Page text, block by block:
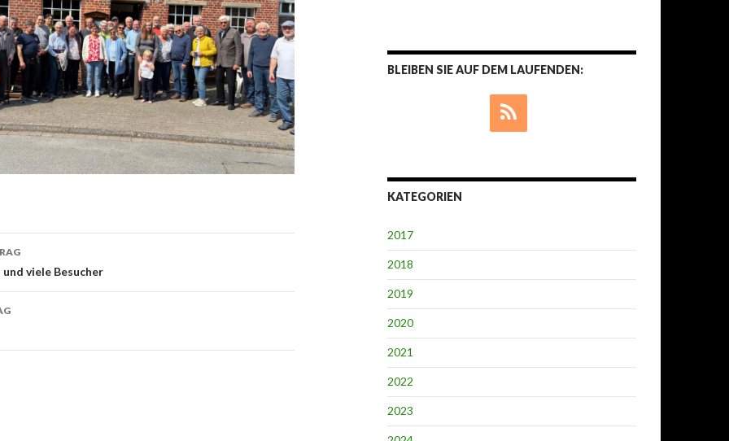
viele Besucher
BLEIBEN SIE AUF DEM LAUFENDEN:
KATEGORIEN
2017
2018
2019
2020
2021
2022
2023